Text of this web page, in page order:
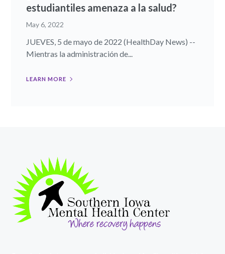
estudiantiles amenaza a la salud?
May 6, 2022
JUEVES, 5 de mayo de 2022 (HealthDay News) --
Mientras la administración de...
LEARN MORE